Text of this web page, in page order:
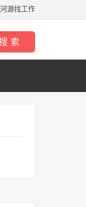
源找工作